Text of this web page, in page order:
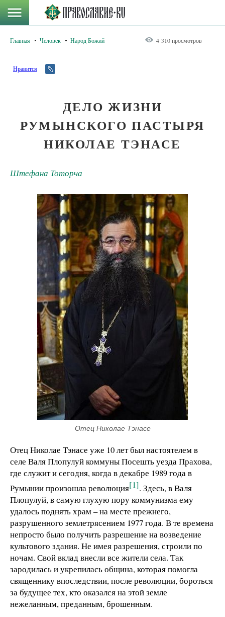
Главная Человек Народ Божий 4 310 просмотров
Нравится
ДЕЛО ЖИЗНИ
РУМЫНСКОГО ПАСТЫРЯ
НИКОЛАЕ ТЭНАСЕ
Штефана Тоторча
Отец Николае Тэнасе
Отец Николае Тэнасе уже 10 лет был настоятелем в
селе Валя Плопулуй коммуны Посешть уезда Прахова,
где служит и сегодня, когда в декабре 1989 года в
Румынии произошла революция[1]. Здесь, в Валя
Плопулуй, в самую глухую пору коммунизма ему
удалось поднять храм – на месте прежнего,
разрушенного землетрясением 1977 года. В те времена
непросто было получить разрешение на возведение
культового здания. Не имея разрешения, строили по
ночам. Свой вклад внесли все жители села. Так
зародилась и укрепилась община, которая помогла
священнику впоследствии, после революции, бороться
за будущее тех, кто оказался на этой земле
нежеланным, преданным, брошенным.